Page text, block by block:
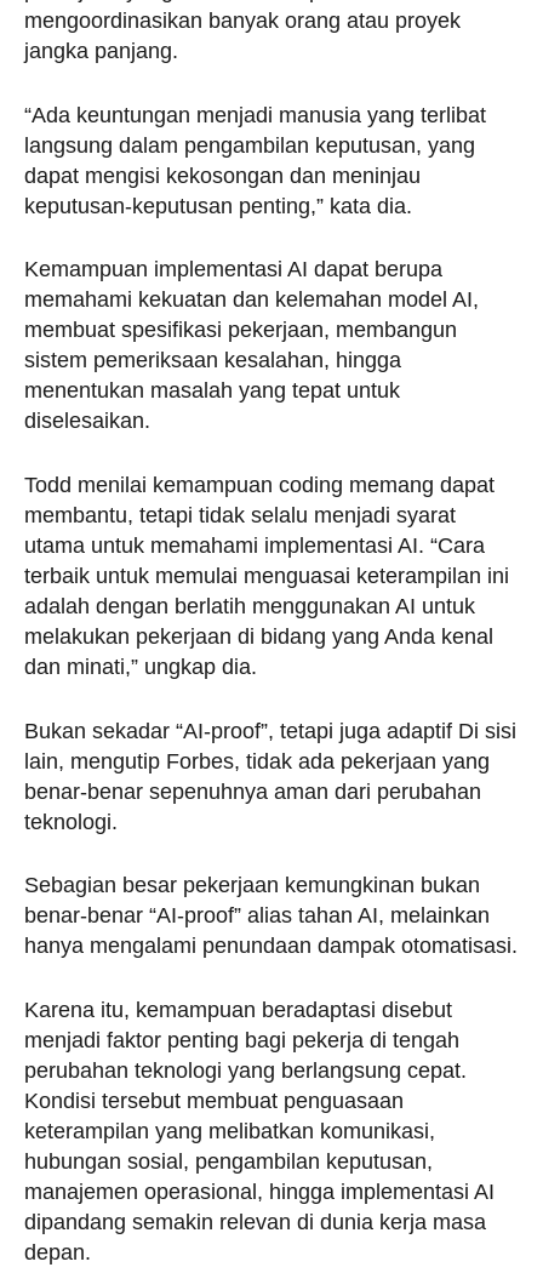
mengoordinasikan banyak orang atau proyek
jangka panjang.
“Ada keuntungan menjadi manusia yang terlibat
langsung dalam pengambilan keputusan, yang
dapat mengisi kekosongan dan meninjau
keputusan-keputusan penting,” kata dia.
Kemampuan implementasi AI dapat berupa
memahami kekuatan dan kelemahan model AI,
membuat spesifikasi pekerjaan, membangun
sistem pemeriksaan kesalahan, hingga
menentukan masalah yang tepat untuk
diselesaikan.
Todd menilai kemampuan coding memang dapat
membantu, tetapi tidak selalu menjadi syarat
utama untuk memahami implementasi AI. “Cara
terbaik untuk memulai menguasai keterampilan ini
adalah dengan berlatih menggunakan AI untuk
melakukan pekerjaan di bidang yang Anda kenal
dan minati,” ungkap dia.
Bukan sekadar “AI-proof”, tetapi juga adaptif Di sisi
lain, mengutip Forbes, tidak ada pekerjaan yang
benar-benar sepenuhnya aman dari perubahan
teknologi.
Sebagian besar pekerjaan kemungkinan bukan
benar-benar “AI-proof” alias tahan AI, melainkan
hanya mengalami penundaan dampak otomatisasi.
Karena itu, kemampuan beradaptasi disebut
menjadi faktor penting bagi pekerja di tengah
perubahan teknologi yang berlangsung cepat.
Kondisi tersebut membuat penguasaan
keterampilan yang melibatkan komunikasi,
hubungan sosial, pengambilan keputusan,
manajemen operasional, hingga implementasi AI
dipandang semakin relevan di dunia kerja masa
depan.